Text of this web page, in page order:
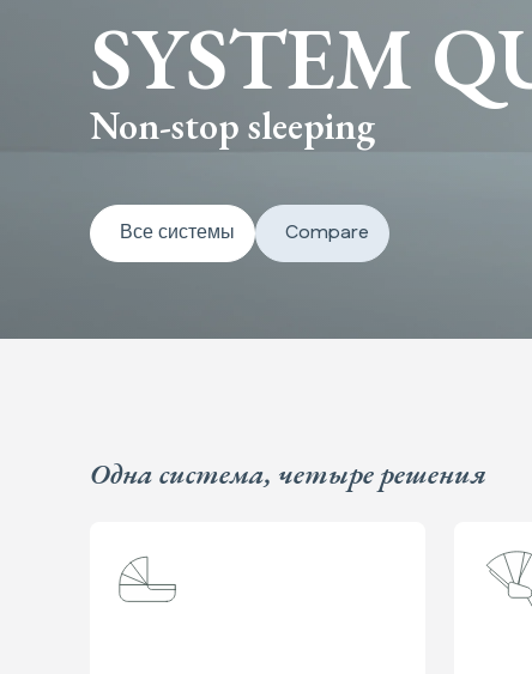
SYSTEM
Non-stop sleeping
Все системы Compare
Одна система, четыре решения